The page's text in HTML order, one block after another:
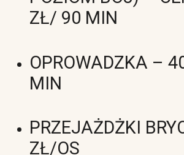
ZŁ/ 90 MIN
OPROWADZKA –
MIN
PRZEJAŻDŻKI
ZŁ/OS